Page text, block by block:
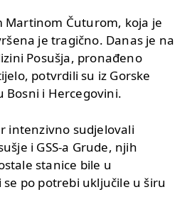
Martinom Čuturom, koja je
je tragično. Danas je na
Posušja, pronađeno
potvrdili su iz Gorske
Bosni i Hercegovini.
intenzivno sudjelovali
i GSS-a Grude, njih
stanice bile u
po potrebi uključile u širu